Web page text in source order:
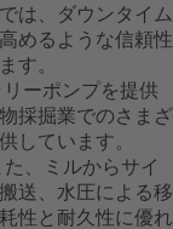
は、ダウンタイム
めるような信頼性
す。
ーポンプを提供
採掘業でのさまざ
しています。
、ミルからサイ
送、水圧による移
性と耐久性に優れ